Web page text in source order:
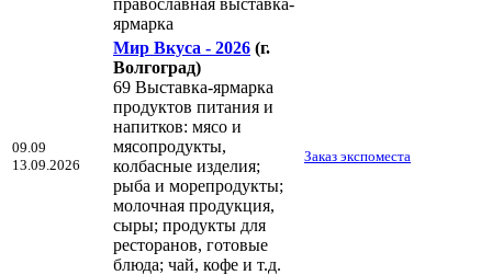
ярмарка
09.09
13.09.2026
Мир Вкуса - 2026 (г.
Волгоград)
69 Выставка-ярмарка
продуктов питания и
напитков: мясо и
мясопродукты,
колбасные изделия;
рыба и морепродукты;
молочная продукция,
сыры; продукты для
ресторанов, готовые
блюда; чай, кофе и т.д.
Заказ экспоместа